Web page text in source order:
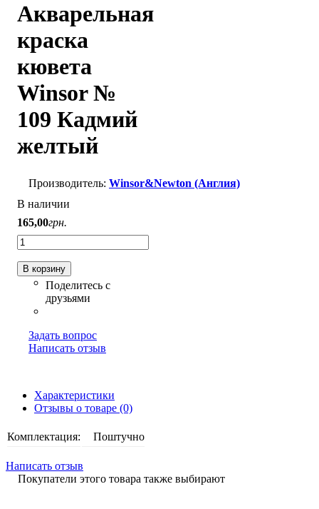
Акварельная
краска
кювета
Winsor №
109 Кадмий
желтый
Winsor&Newton (Англия)
В наличии
165,00грн.
В корзину
Задать вопрос
Написать отзыв
Характеристики
Отзывы о товаре (0)
Комплектация: Поштучно
Написать отзыв
Покупатели этого товара также выбирают